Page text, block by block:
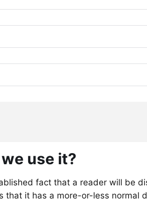
use it?
fact that a reader will be
that it has a more-or-less normal